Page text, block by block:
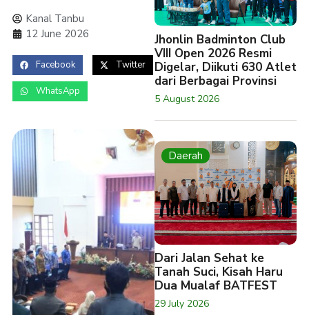
Kanal Tanbu
12 June 2026
Facebook Twitter
WhatsApp
Jhonlin Badminton Club
VIII Open 2026 Resmi
Digelar, Diikuti 630 Atlet
dari Berbagai Provinsi
5 August 2026
Daerah
Dari Jalan Sehat ke
Tanah Suci, Kisah Haru
Dua Mualaf BATFEST
29 July 2026